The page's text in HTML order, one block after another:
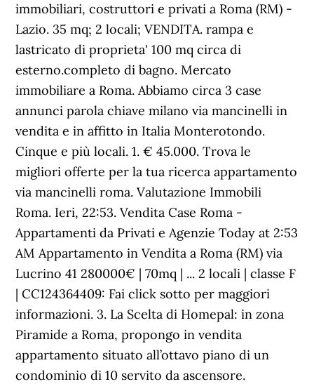
immobiliari, costruttori e privati a Roma (RM) -
Lazio. 35 mq; 2 locali; VENDITA. rampa e
lastricato di proprieta' 100 mq circa di
esterno.completo di bagno. Mercato
immobiliare a Roma. Abbiamo circa 3 case
annunci parola chiave milano via mancinelli in
vendita e in affitto in Italia Monterotondo.
Cinque e più locali. 1. € 45.000. Trova le
migliori offerte per la tua ricerca appartamento
via mancinelli roma. Valutazione Immobili
Roma. Ieri, 22:53. Vendita Case Roma -
Appartamenti da Privati e Agenzie Today at 2:53
AM Appartamento in Vendita a Roma (RM) via
Lucrino 41 280000€ | 70mq | ... 2 locali | classe F
| CC124364409: Fai click sotto per maggiori
informazioni. 3. La Scelta di Homepal: in zona
Piramide a Roma, propongo in vendita
appartamento situato all’ottavo piano di un
condominio di 10 servito da ascensore.